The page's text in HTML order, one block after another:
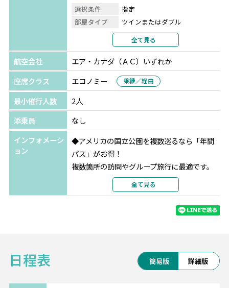
数十もの渓谷で形成された土地にダムを建設し、30㎞にも
なる湖ができあがりました。
シカゴからカリフォルニアまで続く、アメリカの発展を支
えた大陸横断道路。
⑥途中星空観賞やダイナソートラックで恐竜の足跡化石見
学も！
選択条件
指定
部屋タイプ
ツインまたはダブル
2名1室利用
部屋カテゴリ
部屋指定なし
全て見る
航空会社
エア・カナダ（ＡＣ）いずれか
座席クラス
エコノミー 乗継／経由
最小催行人数
2人
添乗員
なし
インフォメーシ
ョン
◆アメリカの国立公園を複数巡るなら「年間
パス」がお得！
複数箇所の訪問やグループ旅行に最適です。
ご不明な点がございましたらお気軽にお問い
合わせください。
内容：米国非居住者向けの国立公園入場料（1
全て見る
日程表 簡易版 詳細版